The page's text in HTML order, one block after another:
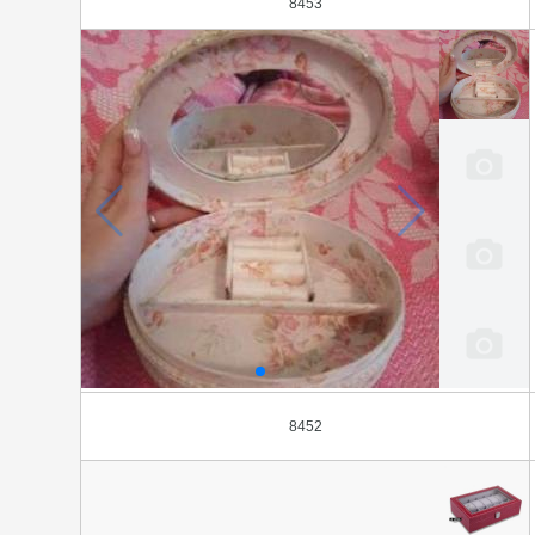
8453
8452